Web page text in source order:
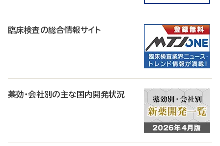
臨床検査の総合情報サイト
薬効・会社別の主な国内開発状況